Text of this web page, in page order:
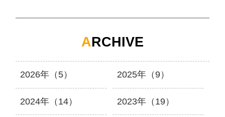
ARCHIVE
2026年（5） 2025年（9）
2024年（14） 2023年（19）